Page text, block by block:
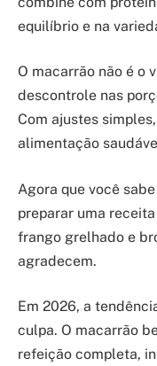
equilíbrio e na
O macarrão não é o
descontrole nas
Com ajustes
alimentação
Agora que você
preparar uma
frango grelhado e
agradecem.
Em 2026, a
culpa. O macarrão
refeição completa,